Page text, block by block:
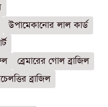
উপামেকানোর লাল কার্ড
ব্রেমারের গোল ব্রাজিল
ব্রাজিল